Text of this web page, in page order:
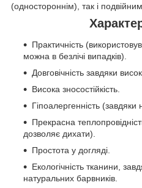
(одностороннім), так і
Практичність
можна в безлічі випадків).
Довговічність завдяки
Висока зносостійкість.
Гіпоалергенність (завдяки
Прекрасна
дозволяє дихати).
Простота у догляді.
Екологічність тканини,
натуральних барвників.